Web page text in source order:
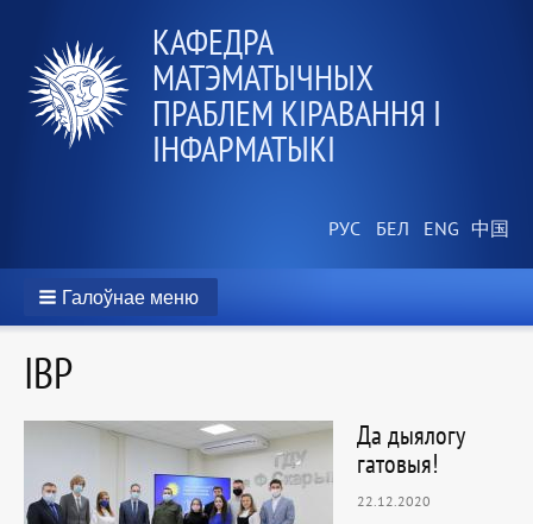
КАФЕДРА
МАТЭМАТЫЧНЫХ
ПРАБЛЕМ КІРАВАННЯ І
ІНФАРМАТЫКІ
Галоўнае меню
IВР
Да дыялогу
гатовыя!
22.12.2020